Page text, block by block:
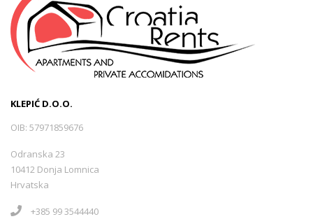
KLEPIĆ D.O.O.
OIB: 57971859676
Odranska 23
10412 Donja Lomnica
Hrvatska
+385 99 3544440